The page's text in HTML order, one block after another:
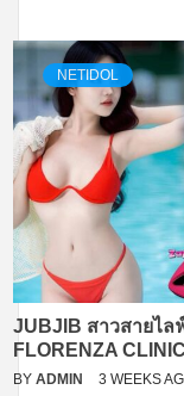
NETIDOL
JUBJIB สาวสายไล
FLORENZA CLINIC
BY ADMIN 3 WEEKS